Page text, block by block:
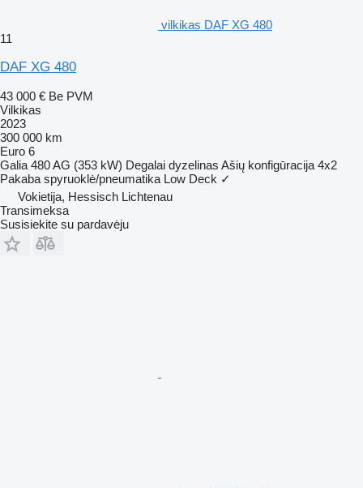
vilkikas DAF XG 480
11
DAF XG 480
43 000 € Be PVM
Vilkikas
2023
300 000 km
Euro 6
Galia 480 AG (353 kW) Degalai dyzelinas Ašių konfigūracija 4x2
Pakaba spyruoklė/pneumatika Low Deck ✓
Vokietija, Hessisch Lichtenau
Transimeksa
Susisiekite su pardavėju